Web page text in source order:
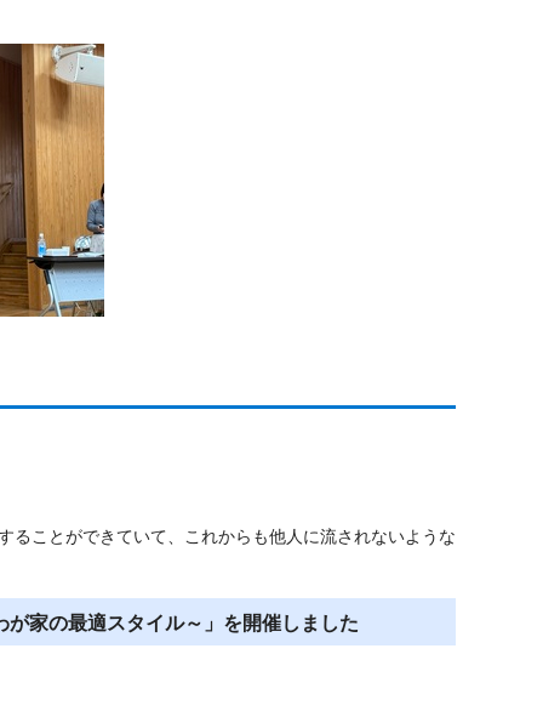
ることができていて、これからも他人に流されないような
家の最適スタイル～」を開催しました